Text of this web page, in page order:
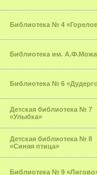
Библиотека № 4
Библиотека им.
Библиотека № 6
Детская библиотека № 7
«Улыбка»
Детская библиотека № 8
«Синяя птица»
Библиотека № 9